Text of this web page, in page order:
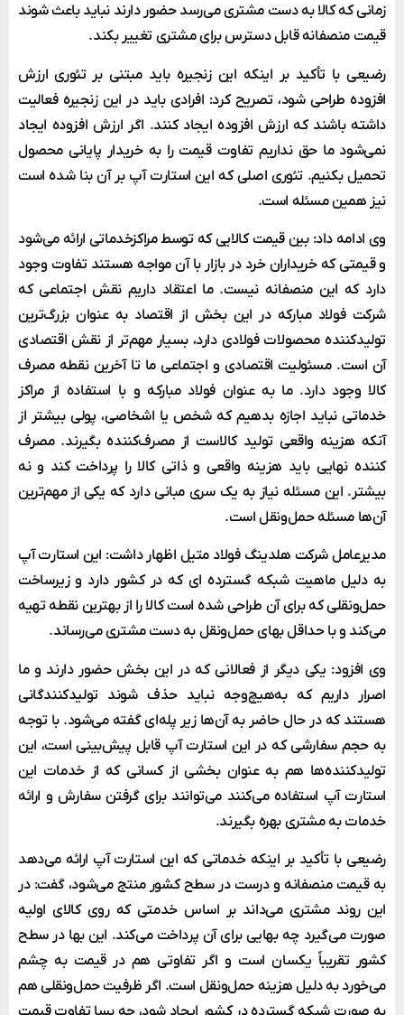
زمانی که کالا به دست مشتری می‌رسد حضور دارند نباید باعث شوند
قیمت منصفانه قابل دسترس برای مشتری تغییر بکند.
رضیعی با تأکید بر اینکه این زنجیره باید مبتنی بر تئوری ارزش
افزوده طراحی شود، تصریح کرد: افرادی باید در این زنجیره فعالیت
داشته باشند که ارزش افزوده ایجاد کنند. اگر ارزش افزوده ایجاد
نمی‌شود ما حق نداریم تفاوت قیمت را به خریدار پایانی محصول
تحمیل بکنیم. تئوری اصلی که این استارت آپ بر آن بنا شده است
نیز همین مسئله است.
وی ادامه داد: بین قیمت کالایی که توسط مراکزخدماتی ارائه می‌شود
و قیمتی که خریداران خرد در بازار با آن مواجه هستند تفاوت وجود
دارد که این منصفانه نیست. ما اعتقاد داریم نقش اجتماعی که
شرکت فولاد مبارکه در این بخش از اقتصاد به عنوان بزرگ‌ترین
تولیدکننده محصولات فولادی دارد، بسیار مهم‌تر از نقش اقتصادی
آن است. مسئولیت اقتصادی و اجتماعی ما تا آخرین نقطه مصرف
کالا وجود دارد. ما به عنوان فولاد مبارکه و با استفاده از مراکز
خدماتی نباید اجازه بدهیم که شخص یا اشخاصی، پولی بیشتر از
آنکه هزینه واقعی تولید کالاست از مصرف‌کننده بگیرند. مصرف
کننده نهایی باید هزینه واقعی و ذاتی کالا را پرداخت کند و نه
بیشتر. این مسئله نیاز به یک سری مبانی دارد که یکی از مهم‌ترین
آن‌ها مسئله حمل‌ونقل است.
مدیرعامل شرکت هلدینگ فولاد متیل اظهار داشت: این استارت آپ
به دلیل ماهیت شبکه گسترده ای که در کشور دارد و زیرساخت
حمل‌ونقلی که برای آن طراحی شده است کالا را از بهترین نقطه تهیه
می‌کند و با حداقل بهای حمل‌ونقل به دست مشتری می‌رساند.
وی افزود: یکی دیگر از فعالانی که در این بخش حضور دارند و ما
اصرار داریم که به‌هیچ‌وجه نباید حذف شوند تولیدکنندگانی
هستند که در حال حاضر به آن‌ها زیر پله‌ای گفته می‌شود. با توجه
به حجم سفارشی که در این استارت آپ قابل پیش‌بینی است، این
تولیدکننده‌ها هم به عنوان بخشی از کسانی که از خدمات این
استارت آپ استفاده می‌کنند می‌توانند برای گرفتن سفارش و ارائه
خدمات به مشتری بهره بگیرند.
رضیعی با تأکید بر اینکه خدماتی که این استارت آپ ارائه می‌دهد
به قیمت منصفانه و درست در سطح کشور منتج می‌شود، گفت: در
این روند مشتری می‌داند بر اساس خدمتی که روی کالای اولیه
صورت می‌گیرد چه بهایی برای آن پرداخت می‌کند. این بها در سطح
کشور تقریباً یکسان است و اگر تفاوتی هم در قیمت به چشم
می‌خورد به دلیل هزینه حمل‌ونقل است. اگر ظرفیت حمل‌ونقلی هم